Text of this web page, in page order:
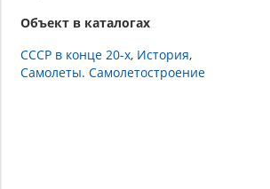
Объект в каталогах
СССР в конце 20-х История
Самолеты. Самолетостроение